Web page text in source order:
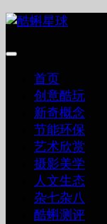
跳
内
首页
创意酷玩
新奇概念
节能环保
艺术欣赏
摄影美学
人文生态
杂七杂八
酷蝌测评